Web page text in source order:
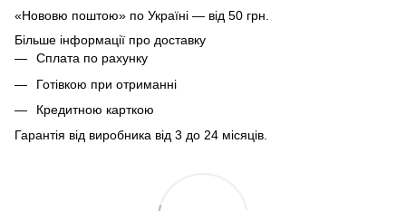
«Нововю поштою» по Україні — від 50 грн.
Більше інформації про доставку
Сплата по рахунку
Готівкою при отриманні
Кредитною карткою
Гарантія від виробника від 3 до 24 місяців.